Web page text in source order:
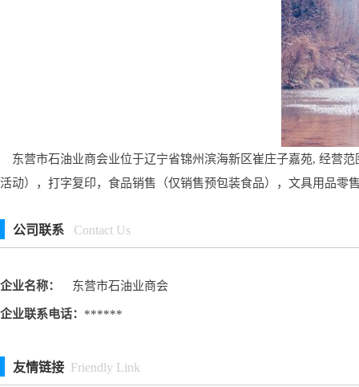
东营市石油业商会业位于辽宁省锦州滨海新区崔庄子嘉苑, 经营
活动），打字复印，食品销售（仅销售预包装食品），文具用品
公司联系 Contact Us
企业名称： 东营市石油业商会
企业联系电话： ******
友情链接 Friendly Link